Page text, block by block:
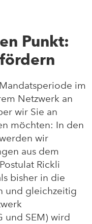
Punkt:
im
Netzwerk an
wir Sie an
möchten: In den
wir
aus dem
Rickli
bisher in die
und gleichzeitig
und SEM) wird